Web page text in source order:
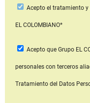
Acepto el tratamiento y
EL COLOMBIANO*
Acepto que Grupo EL
personales con terceros
Tratamiento del Datos